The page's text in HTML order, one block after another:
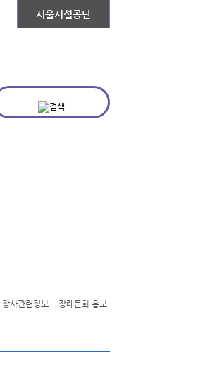
서울시설공단
장사관련정보 장례문화 홍보